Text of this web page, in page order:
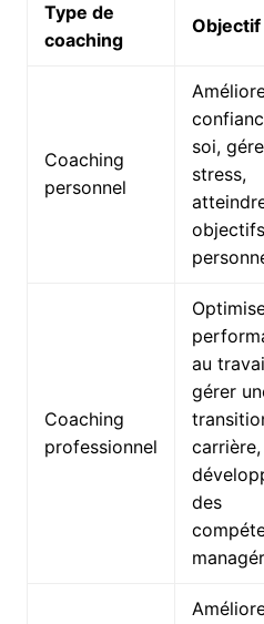
Type de
coaching
Objectif
Coaching
personnel
soi,
stress,
objectifs
Coaching
professionnel
au
gérer
carrière,
des